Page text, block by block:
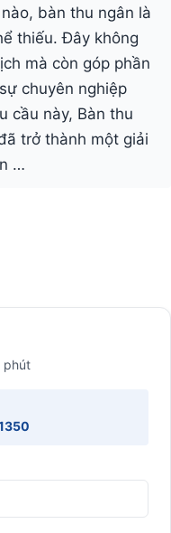
bàn thu ngân là
thiếu. Đây không
mà còn góp phần
chuyên nghiệp
cầu này, Bàn thu
trở thành một giải
…
phút